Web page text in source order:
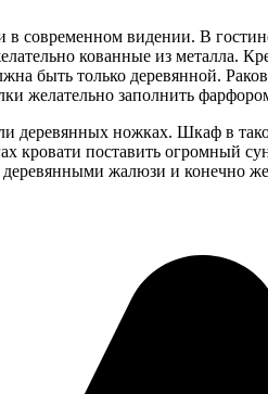
современном видении. В
кованные из
быть только деревянной.
желательно заполнить
деревянных ножках. Шкаф в
кровати поставить огромный
жалюзи и конечно же